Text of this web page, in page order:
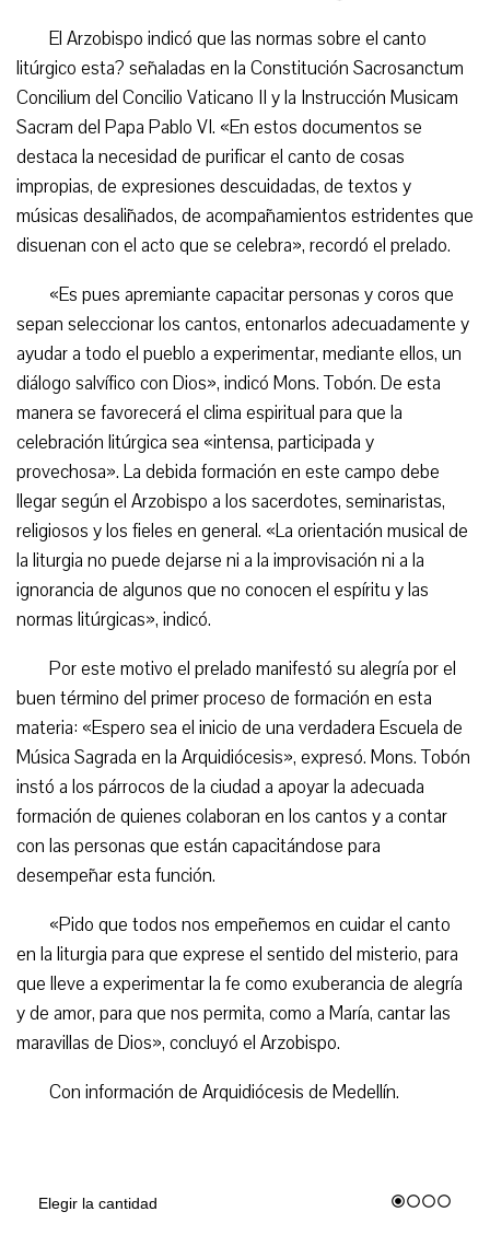
El Arzobispo indicó que las normas sobre el canto
litúrgico esta? señaladas en la Constitución Sacrosanctum
Concilium del Concilio Vaticano II y la Instrucción Musicam
Sacram del Papa Pablo VI. «En estos documentos se
destaca la necesidad de purificar el canto de cosas
impropias, de expresiones descuidadas, de textos y
músicas desaliñados, de acompañamientos estridentes que
disuenan con el acto que se celebra», recordó el prelado.
«Es pues apremiante capacitar personas y coros que
sepan seleccionar los cantos, entonarlos adecuadamente y
ayudar a todo el pueblo a experimentar, mediante ellos, un
diálogo salvífico con Dios», indicó Mons. Tobón. De esta
manera se favorecerá el clima espiritual para que la
celebración litúrgica sea «intensa, participada y
provechosa». La debida formación en este campo debe
llegar según el Arzobispo a los sacerdotes, seminaristas,
religiosos y los fieles en general. «La orientación musical de
la liturgia no puede dejarse ni a la improvisación ni a la
ignorancia de algunos que no conocen el espíritu y las
normas litúrgicas», indicó.
Por este motivo el prelado manifestó su alegría por el
buen término del primer proceso de formación en esta
materia: «Espero sea el inicio de una verdadera Escuela de
Música Sagrada en la Arquidiócesis», expresó. Mons. Tobón
instó a los párrocos de la ciudad a apoyar la adecuada
formación de quienes colaboran en los cantos y a contar
con las personas que están capacitándose para
desempeñar esta función.
«Pido que todos nos empeñemos en cuidar el canto
en la liturgia para que exprese el sentido del misterio, para
que lleve a experimentar la fe como exuberancia de alegría
y de amor, para que nos permita, como a María, cantar las
maravillas de Dios», concluyó el Arzobispo.
Con información de Arquidiócesis de Medellín.